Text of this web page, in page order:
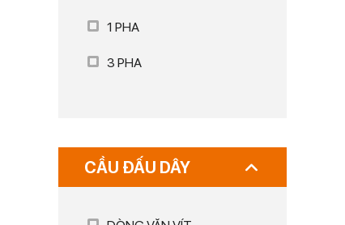
1 PHA
3 PHA
CẦU ĐẤU DÂY